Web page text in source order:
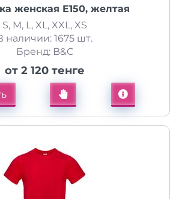
женская E150, желтая
S, M, L, XL, XXL, XS
наличии: 1675 шт.
Бренд: B&C
от 2 120 тенге